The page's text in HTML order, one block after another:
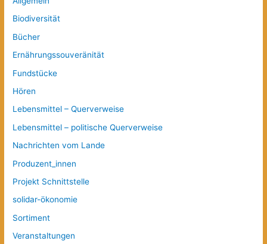
Biodiversität
Bücher
Ernährungssouveränität
Fundstücke
Hören
Lebensmittel – Querverweise
Lebensmittel – politische Querverweise
Nachrichten vom Lande
Produzent_innen
Projekt Schnittstelle
solidar-ökonomie
Sortiment
Veranstaltungen